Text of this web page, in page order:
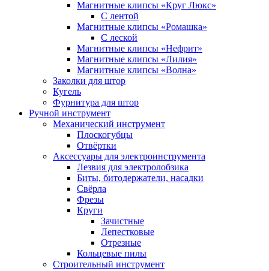
Магнитные клипсы «Круг Люкс»
С лентой
Магнитные клипсы «Ромашка»
С леской
Магнитные клипсы «Нефрит»
Магнитные клипсы «Лилия»
Магнитные клипсы «Волна»
Заколки для штор
Кугель
Фурнитура для штор
Ручной инструмент
Механический инструмент
Плоскогубцы
Отвёртки
Аксессуары для электроинструмента
Лезвия для электролобзика
Биты, битодержатели, насадки
Свёрла
Фрезы
Круги
Зачистные
Лепестковые
Отрезные
Кольцевые пилы
Строительный инструмент